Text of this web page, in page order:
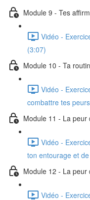
Module 9 - Tes
Vidéo -
(3:07)
Module 10 - Ta
Vidéo -
combattre tes
Module 11 - La
Vidéo -
ton entourage et
Module 12 - La
Vidéo -